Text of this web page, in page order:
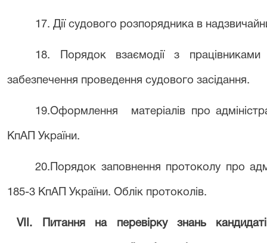
17. Дії судового розпорядника в
18. Порядок взаємодії з
забезпечення проведення судового засідання.
19.Оформлення матеріалів про
КпАП України.
20.Порядок заповнення протоколу про
185-3 КпАП України. Облік протоколів.
VІІ. Питання на перевірку знань